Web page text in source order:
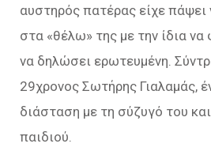
αυστηρός πατέρας είχε πάψει
στα «θέλω» της με την ίδια να
να δηλώσει ερωτευμένη.
29χρονος Σωτήρης Γιαλαμάς,
διάσταση με τη σύζυγό του
παιδιού.